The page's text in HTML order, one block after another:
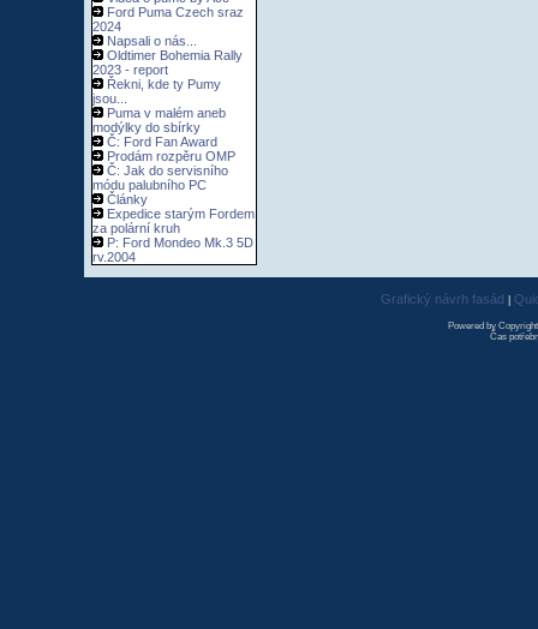
Ford Puma Czech sraz
2024
Napsali o nás...
Oldtimer Bohemia Rally
2023 - report
Řekni, kde ty Pumy
jsou...
Puma v malém aneb
modýlky do sbírky
Č: Ford Fan Award
Prodám rozpěru OMP
Č: Jak do servisního
módu palubního PC
Články
Expedice starým Fordem
za polární kruh
P: Ford Mondeo Mk.3 5D
rv.2004
Grafický návrh fasád
Powered by
Čas